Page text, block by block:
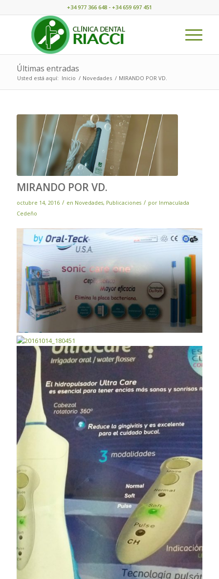
+34 977 366 648 - +34 659 697 451
Últimas entradas
Usted está aquí: Inicio / Novedades / MIRANDO POR VD.
MIRANDO POR VD.
octubre 14, 2016 / en Novedades, Publicaciones / por Inmaculada
Cedeño